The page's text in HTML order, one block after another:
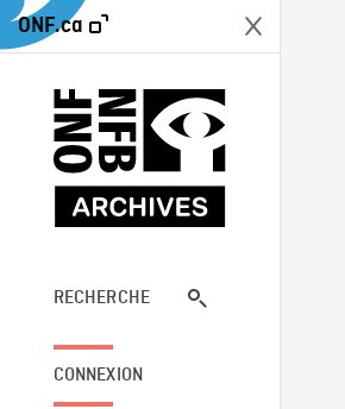
ONF.ca
RECHERCHE
CONNEXION